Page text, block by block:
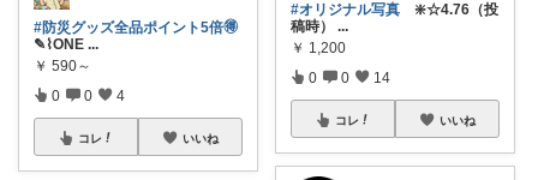
#防災グッズ全品ポイント5倍🉐
✎⌇ONE ...
￥ 590～
0 0 4
コレ いいね
#オリジナル写真 ❇️☆4.76（投
稿時）
...
￥ 1,200
0 0 14
コレ いいね